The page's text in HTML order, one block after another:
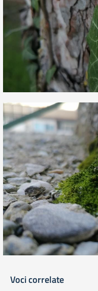
Voci correlate